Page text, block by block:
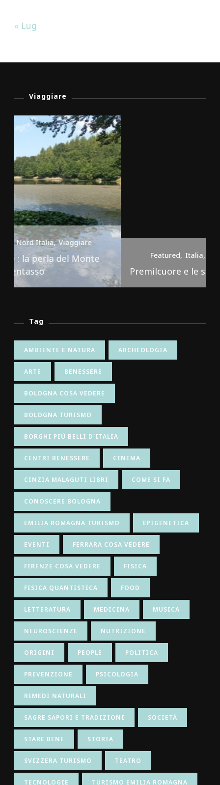
« Lug
Viaggiare
Featured Italia Viaggiare
Premilcuore e le sue cascate spettacolari
Tag
AMBIENTE E NATURA ARCHEOLOGIA
ARTE BENESSERE
BOLOGNA COSA VEDERE
BOLOGNA TURISMO
BORGHI PIÙ BELLI D'ITALIA
CENTRI BENESSERE CINEMA
CINZIA MALAGUTI LIBRI COME SI FA
CONOSCERE BOLOGNA
EMILIA ROMAGNA TURISMO EPIGENETICA
EVENTI FERRARA COSA VEDERE
FIRENZE COSA VEDERE FISICA
FISICA QUANTISTICA FOOD
LETTERATURA MEDICINA MUSICA
NEUROSCIENZE NUTRIZIONE
ORIGINI PEOPLE POLITICA
PREVENZIONE PSICOLOGIA
RIMEDI NATURALI
SAGRE SAPORI E TRADIZIONI SOCIETÀ
STARE BENE STORIA
SVIZZERA TURISMO TEATRO
TECNOLOGIE TURISMO EMILIA ROMAGNA